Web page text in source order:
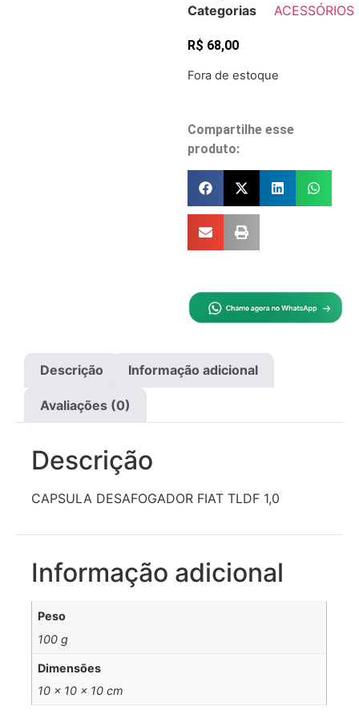
Categorias
ACESSÓRIOS
R$ 68,00
Fora de estoque
Compartilhe esse
produto:
Descrição Informação adicional
Avaliações (0)
Descrição
CAPSULA DESAFOGADOR FIAT TLDF 1,0
Informação adicional
Peso
100 g
Dimensões
10 × 10 × 10 cm